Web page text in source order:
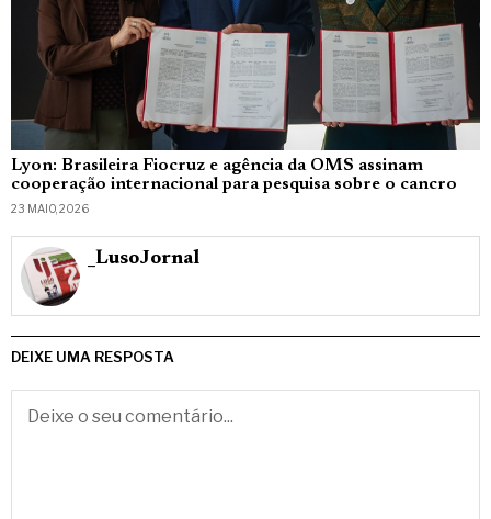
Lyon: Brasileira Fiocruz e agência da OMS assinam
cooperação internacional para pesquisa sobre o cancro
23 MAIO, 2026
_LusoJornal
DEIXE UMA RESPOSTA